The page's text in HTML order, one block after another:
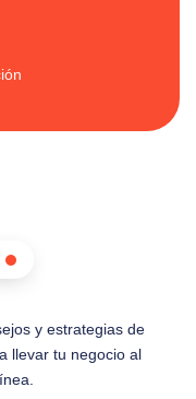
y estrategias de
llevar tu negocio al